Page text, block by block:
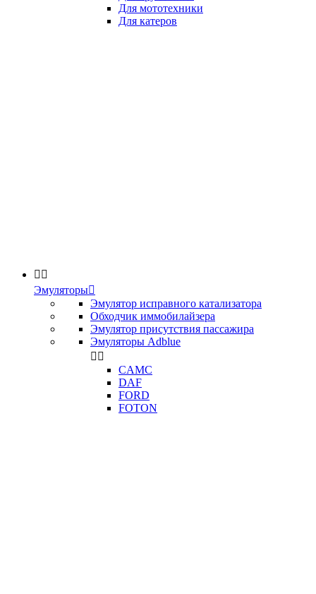
Для мототехники
Для катеров
 
Эмуляторы
Эмулятор исправного катализатора
Обходчик иммобилайзера
Эмулятор присутствия пассажира
Эмуляторы Adblue
 
CAMC
DAF
FORD
FOTON